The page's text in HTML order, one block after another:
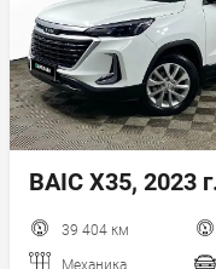
BAIC X35, 2023
39 404 км
Механика